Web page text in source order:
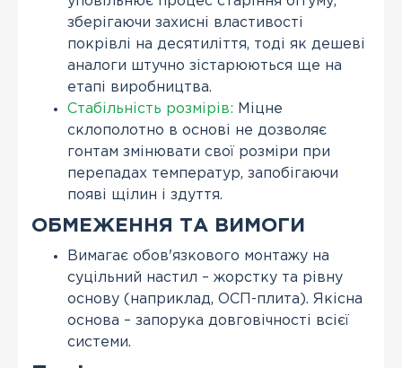
зберігаючи захисні властивості
покрівлі на десятиліття, тоді як дешеві
аналоги штучно зістарюються ще на
етапі виробництва.
Стабільність розмірів: Міцне
склополотно в основі не дозволяє
гонтам змінювати свої розміри при
перепадах температур, запобігаючи
появі щілин і здуття.
ОБМЕЖЕННЯ ТА ВИМОГИ
Вимагає обов'язкового монтажу на
суцільний настил – жорстку та рівну
основу (наприклад, ОСП-плита). Якісна
основа – запорука довговічності всієї
системи.